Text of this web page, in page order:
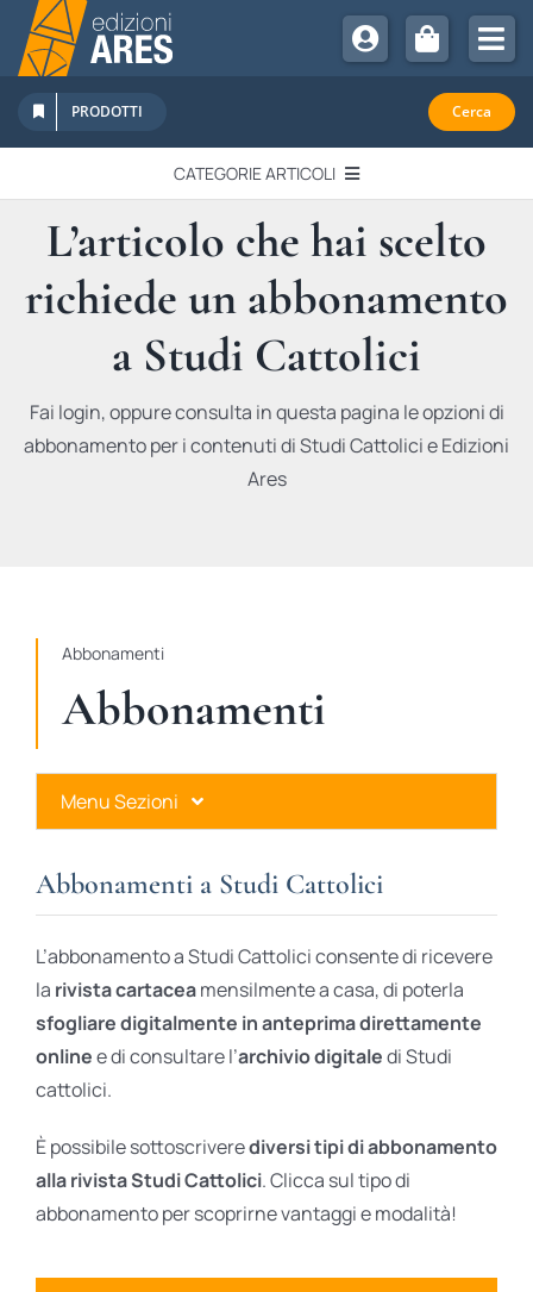
Salta
contenuto
Chi Siamo
Sostienici
Abbonamenti
Promozioni
Newsletter
PRODOTTI Cerca
CATEGORIE ARTICOLI
EDITORIALI
IN QUESTO NUMERO
RECENSIONI
L’articolo che hai scelto
richiede un abbonamento
a Studi Cattolici
Fai login, oppure consulta in questa pagina le opzioni di
abbonamento per i contenuti di Studi Cattolici e Edizioni
Ares
Abbonamenti
Abbonamenti
Menu Sezioni
Ares Gold
Ares Digital
Ares Gift Card
Abbonamenti a Studi Cattolici
L’abbonamento a Studi Cattolici consente di ricevere
la rivista cartaceamensilmente a casa, di poterla
sfogliare digitalmente in anteprima direttamente
onlinee di consultare l’archivio digitaledi Studi
cattolici.
È possibile sottoscriverediversi tipi di abbonamento
alla rivista Studi Cattolici. Clicca sul tipo di
abbonamento per scoprirne vantaggi e modalità!